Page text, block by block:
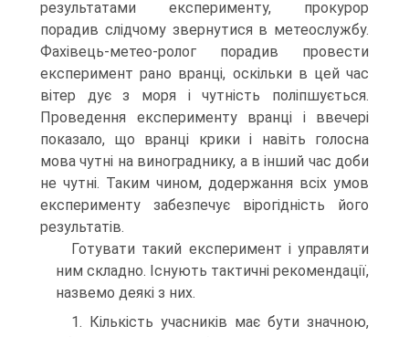
результатами експерименту, прокурор
порадив слідчому звернутися в метеослужбу.
Фахівець-метео-ролог порадив провести
експеримент рано вранці, оскільки в цей час
вітер дує з моря і чутність поліпшується.
Проведення експерименту вранці і ввечері
показало, що вранці крики і навіть голосна
мова чутні на винограднику, а в інший час доби
не чутні. Таким чином, додержання всіх умов
експерименту забезпечує вірогідність його
результатів.
Готувати такий експеримент і управляти
ним складно. Існують тактичні рекомендації,
назвемо деякі з них.
1. Кількість учасників має бути значною,